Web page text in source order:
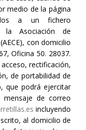
medio de la página
a un fichero
Asociación de
con domicilio
Oficina 50. 28037.
rectificación,
de portabilidad de
que podrá ejercitar
mensaje de correo
incluyendo
al domicilio de